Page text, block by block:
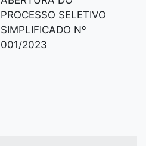
PROCESSO SELETIVO
SIMPLIFICADO Nº
001/2023